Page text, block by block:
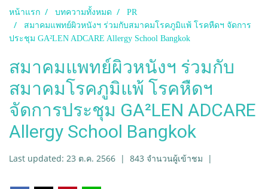
หน้าแรก บทความทั้งหมด
PR
สมาคมแพทย์ผิวหนังฯ ร่วมกับสมาคมโรคภูมิแพ้ โรคหืดฯ จัดการ
ประชุม GA²LEN ADCARE Allergy School Bangkok
สมาคมแพทย์ผิวหนังฯ ร่วมกับ
สมาคมโรคภูมิแพ้ โรคหืดฯ
จัดการประชุม GA²LEN ADCARE
Allergy School Bangkok
Last updated: 23 ต.ค. 2566 | 843 จำนวนผู้เข้าชม |